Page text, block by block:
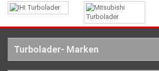
Turbolader- Marken